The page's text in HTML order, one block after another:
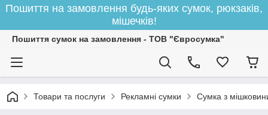
Пошиття на замовлення будь-яких сумок, рюкзаків,
мішечків!
Пошиття сумок на замовлення - ТОВ "Євросумка"
Товари та послуги Рекламні сумки Сумка з